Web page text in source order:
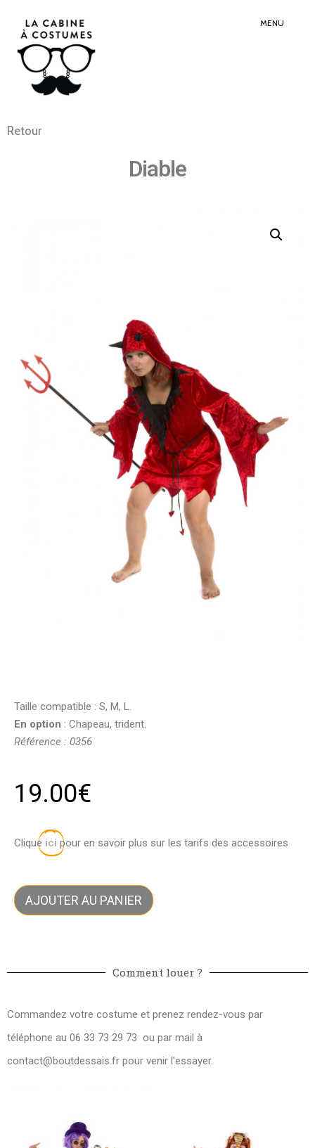
MENU
Retour
Diable
Taille compatible : S, M, L.
En option : Chapeau, trident.
Référence : 0356
19.00€
Clique ici pour en savoir plus sur les tarifs des accessoires
AJOUTER AU PANIER
Comment louer ?
Commandez votre costume et prenez rendez-vous par
téléphone au 06 33 73 29 73 ou par mail à
contact@boutdessais.fr pour venir l’essayer.